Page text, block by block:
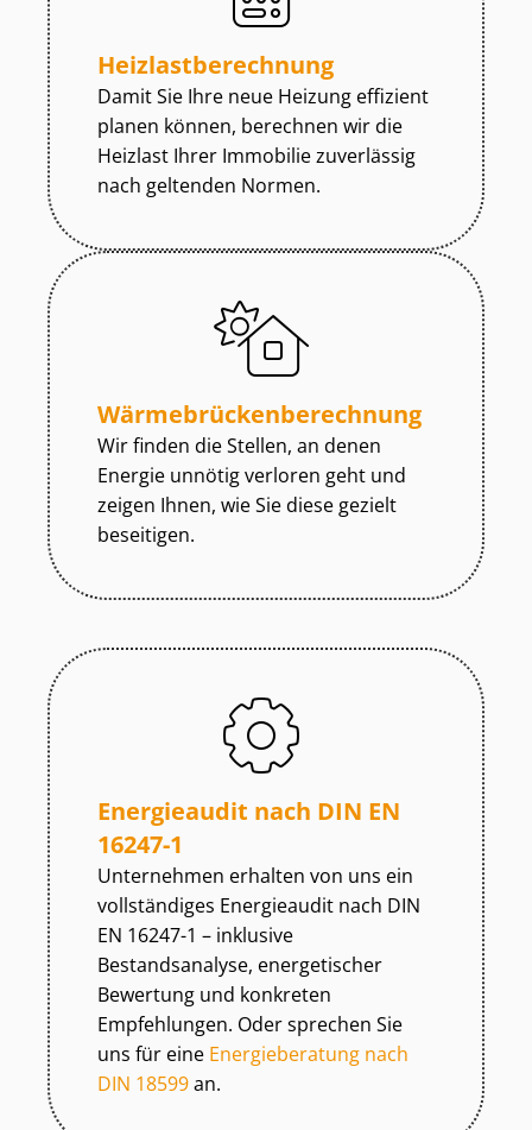
Heiz­last­be­rech­nung
Damit Sie Ihre neue Heizung effizient
planen können, berechnen wir die
Heizlast Ihrer Immobilie zuverlässig
nach geltenden Normen.
Wär­me­brü­cken­be­rech­nung
Wir finden die Stellen, an denen
Energie unnötig verloren geht und
zeigen Ihnen, wie Sie diese gezielt
beseitigen.
Energieaudit nach DIN EN
16247-1
Unternehmen erhalten von uns ein
vollständiges Energieaudit nach DIN
EN 16247-1 – inklusive
Bestandsanalyse, energetischer
Bewertung und konkreten
Empfehlungen. Oder sprechen Sie
uns für eine Energieberatung nach
DIN 18599an.